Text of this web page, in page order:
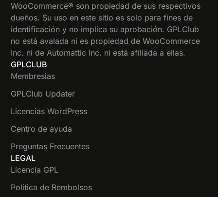
WooCommerce® son propiedad de sus respectivos
dueños. Su uso en este sitio es solo para fines de
identificación y no implica su aprobación. GPLClub
no está avalada ni es propiedad de WooCommerce
Inc. ni de Automattic Inc. ni está afiliada a ellas.
GPLCLUB
Membresias
GPLClub Updater
Licencias WordPress
Centro de ayuda
Preguntas Frecuentes
LEGAL
Licencia GPL
Politica de Rembolsos